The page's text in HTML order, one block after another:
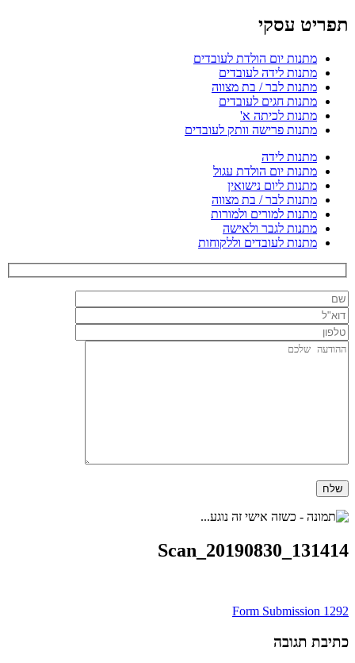
תפריט עסקי
מתנות יום הולדת לעובדים
מתנות לידה לעובדים
מתנות לבר / בת מצווה
מתנות חגים לעובדים
מתנות לכיתה א'
מתנות פרישה וותק לעובדים
מתנות לידה
מתנות יום הולדת עגול
מתנות ליום נישואין
מתנות לבר / בת מצווה
מתנות למורים ולמורות
מתנות לגבר ולאישה
מתנות לעובדים וללקוחות
Scan_20190830_131414
ניווט
Form Submission 1292
כתיבת תגובה